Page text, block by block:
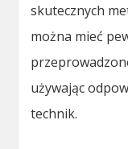
skutecznych
można mieć
używając
technik.